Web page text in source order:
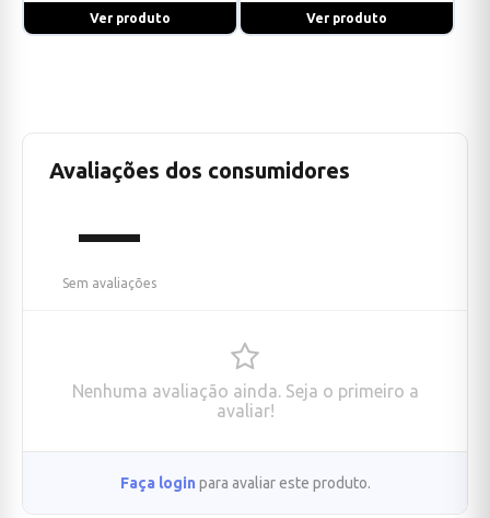
Ver produto Ver produto
Avaliações dos consumidores
—
Sem avaliações
Nenhuma avaliação ainda. Seja o primeiro a
avaliar!
Faça login para avaliar este produto.